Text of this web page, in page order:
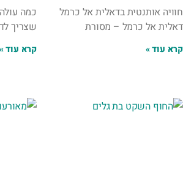
חוויה אותנטית בדאלית אל כרמל
דאלית אל כרמל – מסורת
קרא עוד »
כמה
שצריך
קרא עוד »